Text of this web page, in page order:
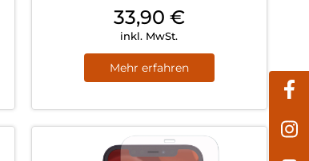
33,90 €
inkl. MwSt.
Mehr erfahren